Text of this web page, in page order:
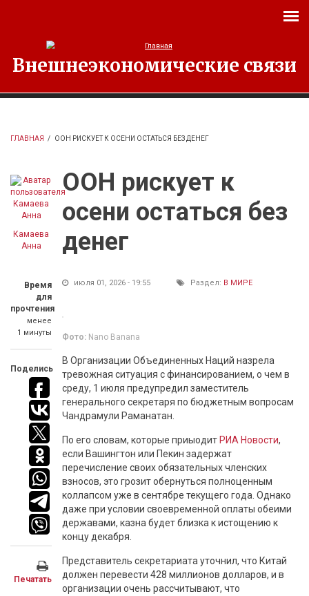
Внешнеэкономические связи
ГЛАВНАЯ / ООН РИСКУЕТ К ОСЕНИ ОСТАТЬСЯ БЕЗ ДЕНЕГ
Камаева
Анна
Время
для
прочтения
менее
1 минуты
Поделись
Печатать
ООН рискует к
осени остаться без
денег
июля 01, 2026 - 19:55 Раздел: В МИРЕ
Фото: Nano Banana
В Организации Объединенных Наций назрела
тревожная ситуация с финансированием, о чем в
среду, 1 июля предупредил заместитель
генерального секретаря по бюджетным вопросам
Чандрамули Раманатан.
По его словам, которые приыодит РИА Новости,
если Вашингтон или Пекин задержат
перечисление своих обязательных членских
взносов, это грозит обернуться полноценным
коллапсом уже в сентябре текущего года. Однако
даже при условии своевременной оплаты обеими
державами, казна будет близка к истощению к
концу декабря.
Представитель секретариата уточнил, что Китай
должен перевести 428 миллионов долларов, и в
организации очень рассчитывают, что